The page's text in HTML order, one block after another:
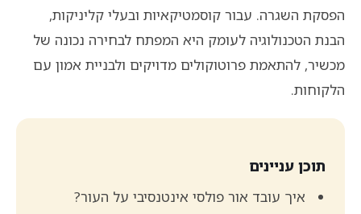
הפסקת השגרה. עבור קוסמטיקאיות ובעלי קליניקות,
הבנת הטכנולוגיה לעומק היא המפתח לבחירה נכונה של
מכשיר, להתאמת פרוטוקולים מדויקים ולבניית אמון עם
הלקוחות.
תוכן עניינים
איך עובד אור פולסי אינטנסיבי על העור?